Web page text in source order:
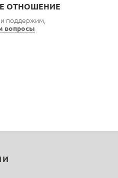
ОТНОШЕНИЕ
поддержим,
вопросы